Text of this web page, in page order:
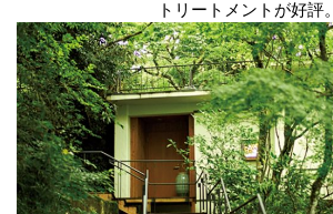
トリートメントが好評。